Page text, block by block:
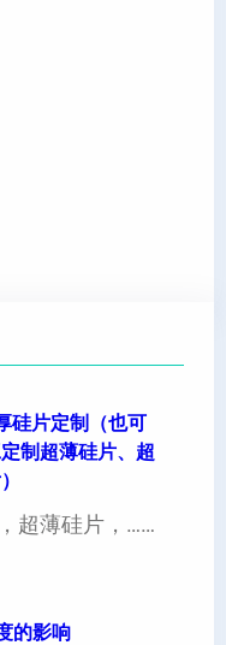
硅片定制（也可
制超薄硅片、超
超薄硅片，……
的影响